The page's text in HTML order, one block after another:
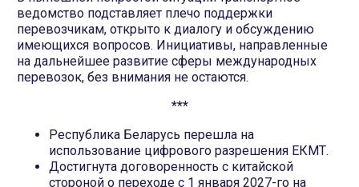
ведомство подставляет плечо поддержки
перевозчикам, открыто к диалогу и обсуждению
имеющихся вопросов. Инициативы, направленные
на дальнейшее развитие сферы международных
перевозок, без внимания не остаются.
***
Республика Беларусь перешла на
использование цифрового разрешения ЕКМТ.
Достигнута договоренность с китайской
стороной о переходе с 1 января 2027-го на